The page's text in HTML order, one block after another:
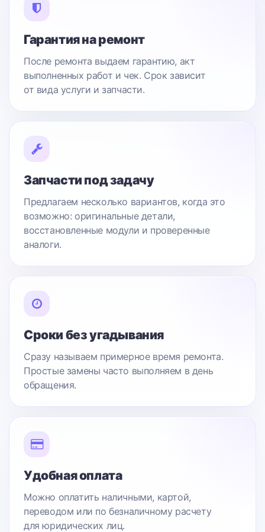
Гарантия на ремонт
После ремонта выдаем гарантию, акт
выполненных работ и чек. Срок зависит
от вида услуги и запчасти.
Запчасти под задачу
Предлагаем несколько вариантов, когда это
возможно: оригинальные детали,
восстановленные модули и проверенные
аналоги.
Сроки без угадывания
Сразу называем примерное время ремонта.
Простые замены часто выполняем в день
обращения.
Удобная оплата
Можно оплатить наличными, картой,
переводом или по безналичному расчету
для юридических лиц.